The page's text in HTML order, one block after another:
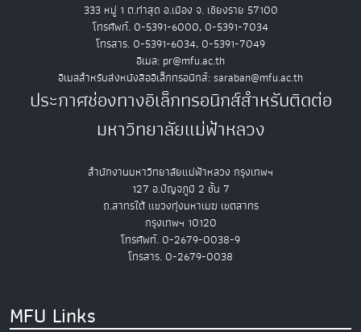
333 หมู่ 1 ต.ท่าสุด อ.เมือง จ. เชียงราย 57100
โทรศัพท์. 0-5391-6000, 0-5391-7034
โทรสาร. 0-5391-6034, 0-5391-7049
อีเมล: pr@mfu.ac.th
อีเมลสำหรับส่งหนังสืออิเล็กทรอนิกส์: saraban@mfu.ac.th
ประกาศช่องทางอิเล็กทรอนิกส์สำหรับติดต่อ
มหาวิทยาลัยแม่ฟ้าหลวง
สำนักงานมหาวิทยาลัยแม่ฟ้าหลวง กรุงเทพฯ
127 อ.ปัญจภูมิ 2 ชั้น 7
ถ.สาทรใต้ แขวงทุ่งมหาเมฆ เขตสาทร
กรุงเทพฯ 10120
โทรศัพท์. 0-2679-0038-9
โทรสาร. 0-2679-0038
MFU Links